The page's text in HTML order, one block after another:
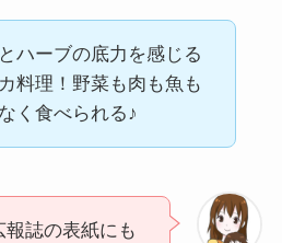
ハーブの底力を感じる
料理！野菜も肉も魚も
く食べられる♪
誌の表紙にも